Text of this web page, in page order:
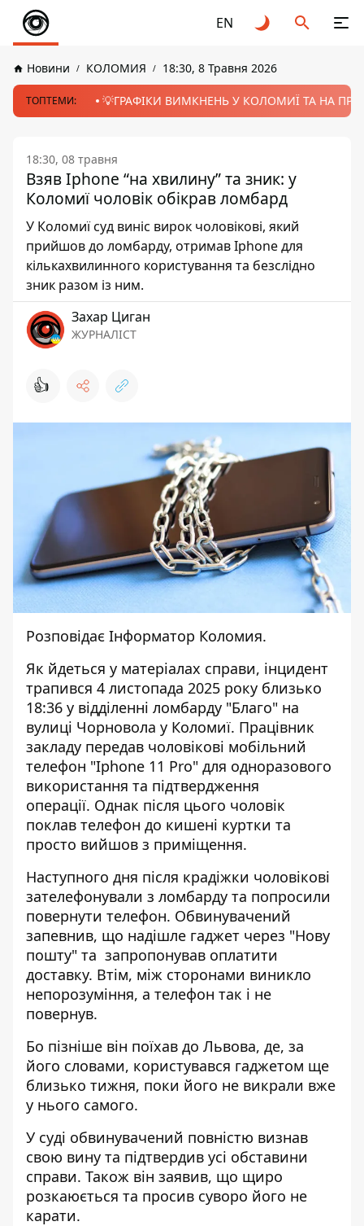
EN
Новини КОЛОМИЯ 18:30, 8 Травня 2026
ТОПТЕМИ: 💡ГРАФІКИ ВИМКНЕНЬ У КОЛОМИЇ ТА НА
18:30, 08 травня
Взяв Iphone “на хвилину” та зник: у
Коломиї чоловік обікрав ломбард
У Коломиї суд виніс вирок чоловікові, який
прийшов до ломбарду, отримав Iphone для
кількахвилинного користування та безслідно
зник разом із ним.
Захар Циган
ЖУРНАЛІСТ
👍
Розповідає Інформатор Коломия.
Як йдеться у матеріалах справи, інцидент
трапився 4 листопада 2025 року близько
18:36 у відділенні ломбарду "Благо" на
вулиці Чорновола у Коломиї. Працівник
закладу передав чоловікові мобільний
телефон "Iphone 11 Pro" для одноразового
використання та підтвердження
операції. Однак після цього чоловік
поклав телефон до кишені куртки та
просто вийшов з приміщення.
Наступного дня після крадіжки чоловікові
зателефонували з ломбарду та попросили
повернути телефон. Обвинувачений
запевнив, що надішле гаджет через "Нову
пошту" та запропонував оплатити
доставку. Втім, між сторонами виникло
непорозуміння, а телефон так і не
повернув.
Бо пізніше він поїхав до Львова, де, за
його словами, користувався гаджетом ще
близько тижня, поки його не викрали вже
у нього самого.
У суді обвинувачений повністю визнав
свою вину та підтвердив усі обставини
справи. Також він заявив, що щиро
розкаюється та просив суворо його не
карати.